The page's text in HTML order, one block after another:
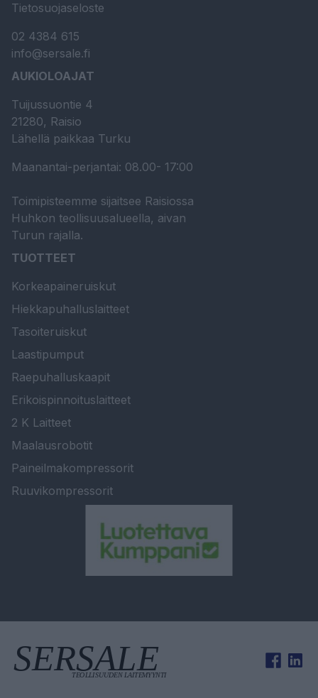
Tietosuojaseloste
02 4384 615
info@sersale.fi
AUKIOLOAJAT
Tuijussuontie 4
21280, Raisio
Lähellä paikkaa Turku
Maanantai-perjantai: 08.00- 17:00
Toimipisteemme sijaitsee Raisiossa
Huhkon teollisuusalueella, aivan
Turun rajalla.
TUOTTEET
Korkeapaineruiskut
Hiekkapuhalluslaitteet
Tasoiteruiskut
Laastipumput
Raepuhalluskaapit
Erikoispinnoituslaitteet
2 K Laitteet
Maalausrobotit
Paineilmakompressorit
Ruuvikompressorit